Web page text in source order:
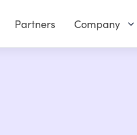
Partners Company